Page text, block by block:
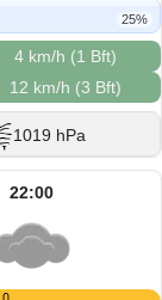
25%
4 km/h (1 Bft)
12 km/h (3 Bft)
1019 hPa
22:00